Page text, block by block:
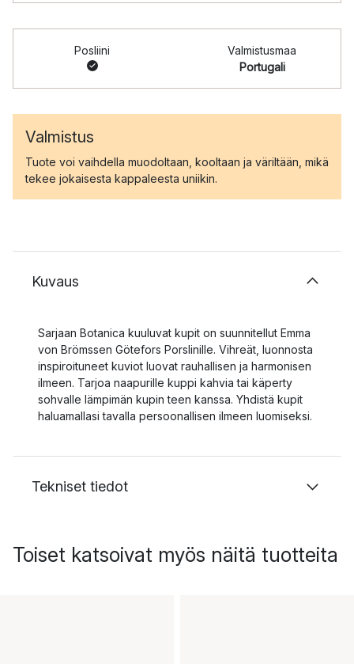
Posliini
Valmistusmaa
Portugali
Valmistus
Tuote voi vaihdella muodoltaan, kooltaan ja väriltään, mikä
tekee jokaisesta kappaleesta uniikin.
Kuvaus
Sarjaan Botanica kuuluvat kupit on suunnitellut Emma
von Brömssen Götefors Porslinille. Vihreät, luonnosta
inspiroituneet kuviot luovat rauhallisen ja harmonisen
ilmeen. Tarjoa naapurille kuppi kahvia tai käperty
sohvalle lämpimän kupin teen kanssa. Yhdistä kupit
haluamallasi tavalla persoonallisen ilmeen luomiseksi.
Tekniset tiedot
Toiset katsoivat myös näitä tuotteita